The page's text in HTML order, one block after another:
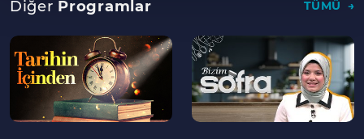
Diğer Programlar TÜMÜ
--
>
--
>